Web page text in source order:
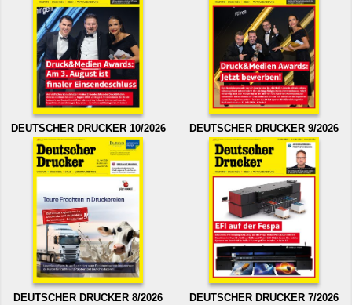
DEUTSCHER DRUCKER 10/2026 DEUTSCHER DRUCKER 9/2026
DEUTSCHER DRUCKER 8/2026 DEUTSCHER DRUCKER 7/2026